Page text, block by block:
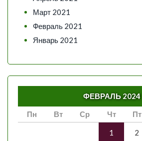
Март 2021
Февраль 2021
Январь 2021
ФЕВРАЛЬ 2024
Пн
Вт Ср Чт Пт
1 2